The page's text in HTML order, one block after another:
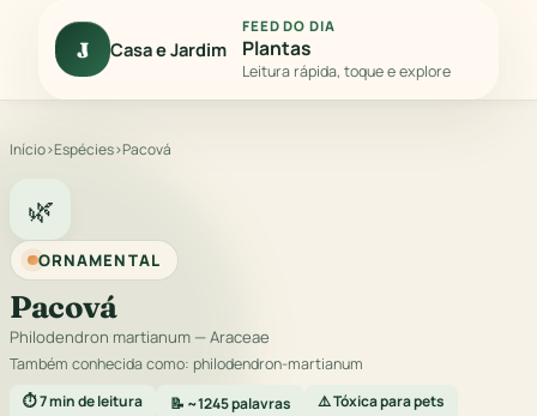
J Casa e Jardim
FEED DO DIA
Plantas
Leitura rápida, toque e explore
Início›Espécies›Pacová
🌿
ORNAMENTAL
Pacová
Philodendron martianum — Araceae
Também conhecida como: philodendron-martianum
⏱️ 7 min de leitura
📝 ~1245 palavras ⚠️ Tóxica para pets